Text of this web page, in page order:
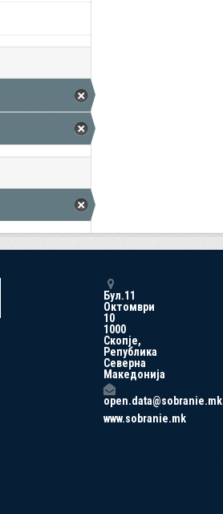
Бул.11
Октомври
10
1000
Скопје,
Република
Северна
Македонија
open.data@sobranie.mk
www.sobranie.mk